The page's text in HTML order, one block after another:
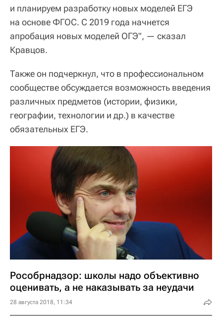
и планируем разработку новых моделей ЕГЭ
на основе ФГОС. С 2019 года начнется
апробация новых моделей ОГЭ", — сказал
Кравцов.
Также он подчеркнул, что в профессиональном
сообществе обсуждается возможность введения
различных предметов (истории, физики,
географии, технологии и др.) в качестве
обязательных ЕГЭ.
Рособрнадзор: школы надо объективно
оценивать, а не наказывать за неудачи
28 августа 2018, 11:34